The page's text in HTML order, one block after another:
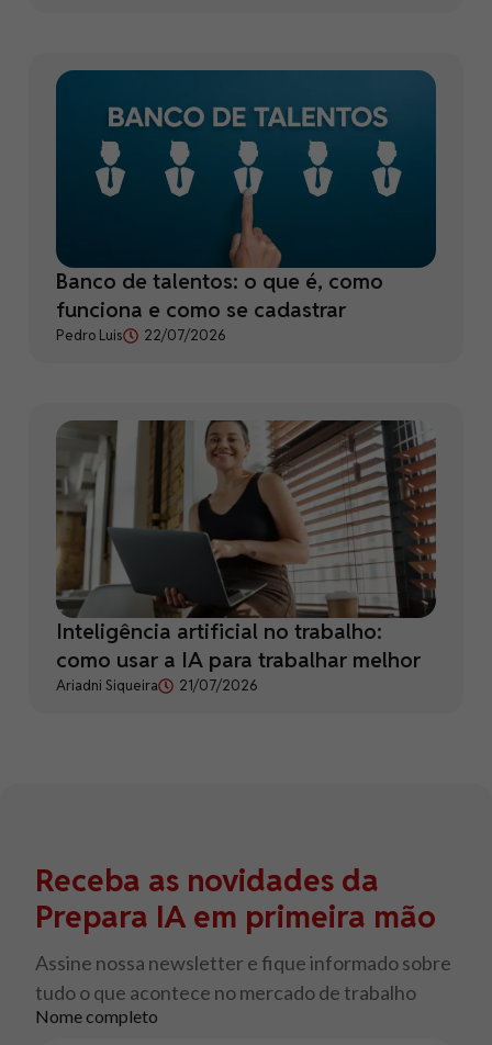
Banco de talentos: o que é, como
funciona e como se cadastrar
Pedro Luis 22/07/2026
Inteligência artificial no trabalho:
como usar a IA para trabalhar melhor
Ariadni Siqueira 21/07/2026
Receba as novidades da
Prepara IA em primeira mão
Assine nossa newsletter e fique informado sobre
tudo o que acontece no mercado de trabalho
Nome completo